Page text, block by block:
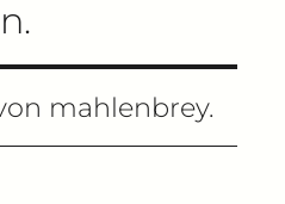
mahlenbrey.